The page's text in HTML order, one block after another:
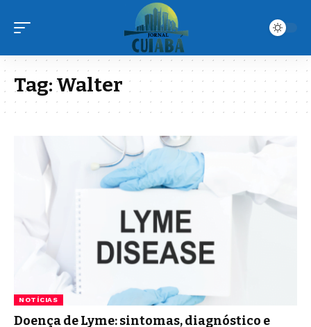
Tag:Walter
NOTÍCIAS
Doença de Lyme: sintomas, diagnóstico e